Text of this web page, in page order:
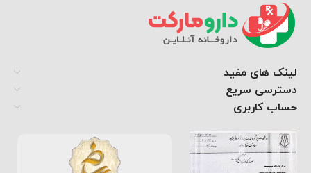
لینک های مفید
دسترسی سریع
حساب کاربری